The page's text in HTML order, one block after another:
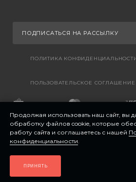
ПОДПИСАТЬСЯ НА РАССЫЛКУ
ПОЛИТИКА
ПОЛЬЗОВАТЕЛЬСКОЕ СОГЛАШЕНИЕ
Продолжая использовать наш сайт, вы
обработку файлов cookie, которые
работу сайта и соглашаетесь с нашей
конфиденциальности.
ПРИНЯТЬ